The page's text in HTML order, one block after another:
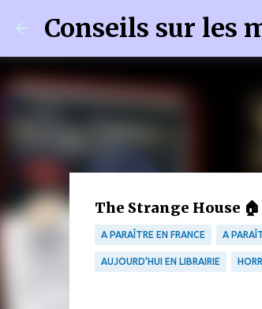
Conseils sur les
The Strange House 🏠
A PARAÎTRE EN FRANCE A
AUJOURD'HUI EN LIBRAIRIE